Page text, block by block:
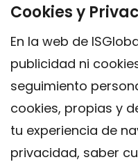
Cookies y
En la web de
publicidad ni
seguimiento
cookies, propias y
tu experiencia de
privacidad, saber